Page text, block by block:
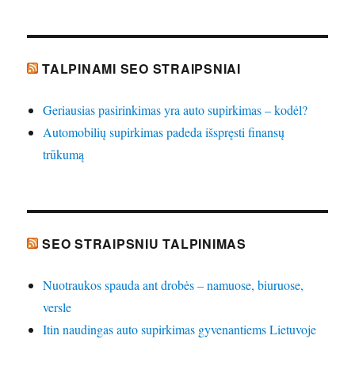
TALPINAMI SEO STRAIPSNIAI
Geriausias pasirinkimas yra auto supirkimas – kodėl?
Automobilių supirkimas padeda išspręsti finansų
trūkumą
SEO STRAIPSNIU TALPINIMAS
Nuotraukos spauda ant drobės – namuose, biuruose,
versle
Itin naudingas auto supirkimas gyvenantiems Lietuvoje